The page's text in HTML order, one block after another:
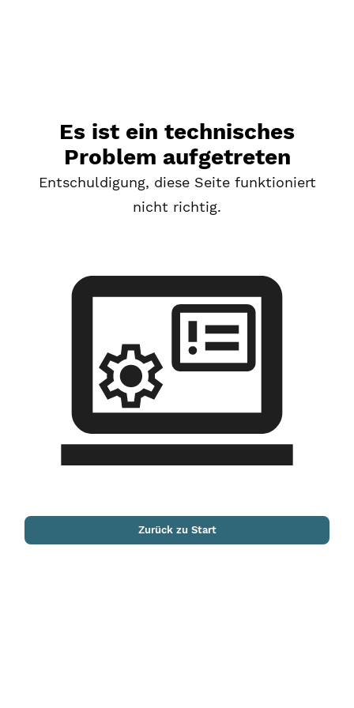
Es ist ein technisches
Problem aufgetreten
Entschuldigung, diese Seite funktioniert
nicht richtig.
Zurück zu Start